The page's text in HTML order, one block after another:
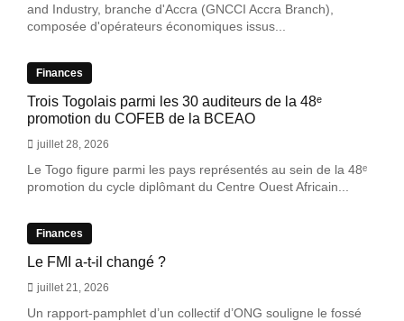
and Industry, branche d'Accra (GNCCI Accra Branch),
composée d'opérateurs économiques issus...
Finances
Trois Togolais parmi les 30 auditeurs de la 48ᵉ
promotion du COFEB de la BCEAO
juillet 28, 2026
Le Togo figure parmi les pays représentés au sein de la 48ᵉ
promotion du cycle diplômant du Centre Ouest Africain...
Finances
Le FMI a-t-il changé ?
juillet 21, 2026
Un rapport-pamphlet d’un collectif d’ONG souligne le fossé